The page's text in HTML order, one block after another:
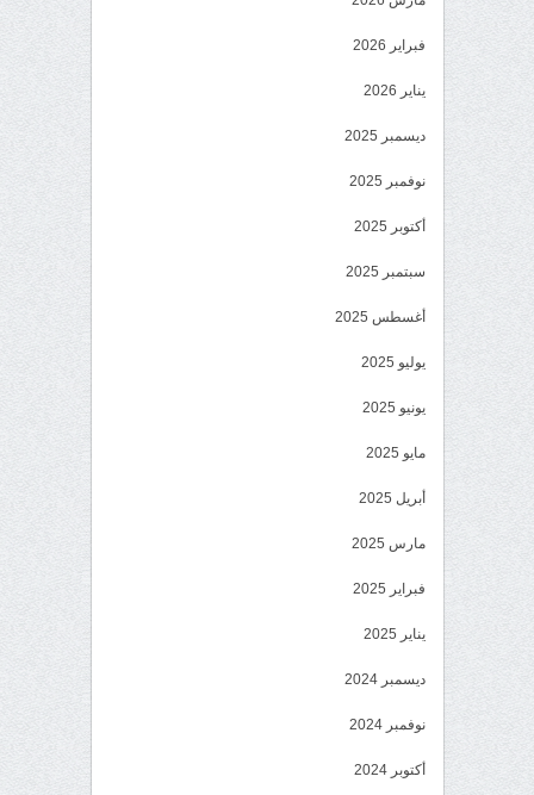
فبراير 2026
يناير 2026
ديسمبر 2025
نوفمبر 2025
أكتوبر 2025
سبتمبر 2025
أغسطس 2025
يوليو 2025
يونيو 2025
مايو 2025
أبريل 2025
مارس 2025
فبراير 2025
يناير 2025
ديسمبر 2024
نوفمبر 2024
أكتوبر 2024